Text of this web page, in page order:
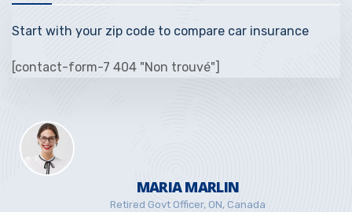
Start with your zip code to compare car insurance
[contact-form-7 404 "Non trouvé"]
Retired Govt